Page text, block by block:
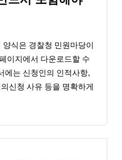
식은 경찰청 민원마당이
이지에서 다운로드할 수
에는 신청인의 인적사항,
신청 사유 등을 명확하게